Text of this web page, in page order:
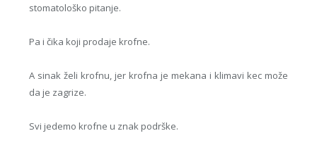
stomatološko pitanje.
Pa i čika koji prodaje krofne.
A sinak želi krofnu, jer krofna je mekana i klimavi kec može
da je zagrize.
Svi jedemo krofne u znak podrške.